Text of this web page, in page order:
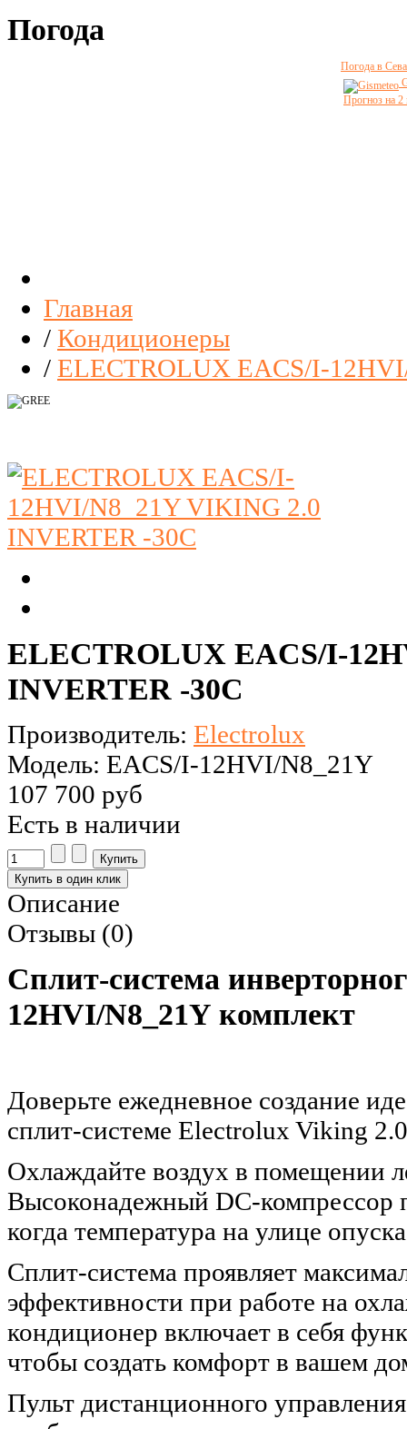
Погода
Погода в
Прогноз на 2
Главная
/ Кондиционеры
/ ELECTROLUX EACS/I-
ELECTROLUX EACS/I-
INVERTER -30C
Производитель: Electrolux
Модель: EACS/I-12HVI/N8_21Y
107 700 руб
Есть в наличии
Описание
Отзывы (0)
Сплит-система
12HVI/N8_21Y комплект
Доверьте ежедневное создание
сплит-системе Electrolux Viking
Охлаждайте воздух в помещении
Высоконадежный DC-компрессор
когда температура на улице
Сплит-система проявляет
эффективности при работе на
кондиционер включает в себя
чтобы создать комфорт в вашем
Пульт дистанционного